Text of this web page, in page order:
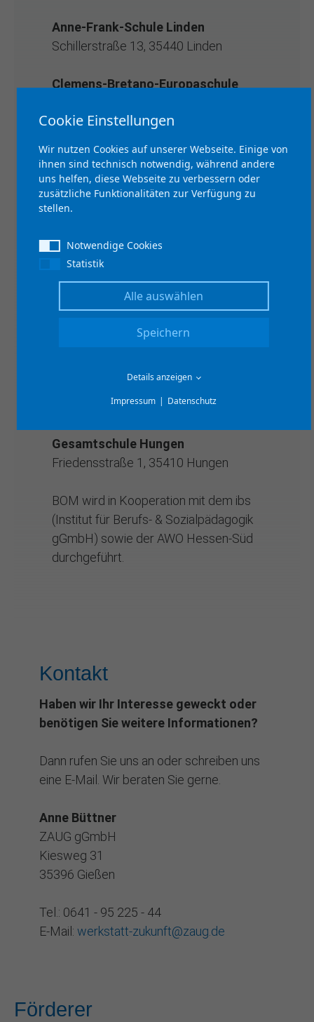
Anne-Frank-Schule Linden
Schillerstraße 13, 35440 Linden
Clemens-Bretano-Europaschule
Ostendstraße 2, 35457 Lollar
Clemens-Bretano-Europaschule -
Standort Allendorf
Am Kinnwald 11, 35469 Allendorf
/Lmd.
Dietrich-Bonhoeffer-Schule Lich
Gesamtschule Busecker Tal
Gesamtschule Gleiberger Land
Schaal 60, 35435 Wettenberg
Gesamtschule Hungen
Friedensstraße 1, 35410 Hungen
BOM wird in Kooperation mit dem ibs
(Institut für Berufs- & Sozialpädagogik
gGmbH) sowie der AWO Hessen-Süd
durchgeführt.
Kontakt
Haben wir Ihr Interesse geweckt oder
benötigen Sie weitere Informationen?
Dann rufen Sie uns an oder schreiben uns
eine E-Mail. Wir beraten Sie gerne.
Anne Büttner
ZAUG gGmbH
Kiesweg 31
35396 Gießen
Tel.: 0641 - 95 225 - 44
E-Mail:werkstatt-zukunft@zaug.de
Förderer
Cookie Einstellungen
Wir nutzen Cookies auf unserer Webseite. Einige von
ihnen sind technisch notwendig, während andere
uns helfen, diese Webseite zu verbessern oder
zusätzliche Funktionalitäten zur Verfügung zu
stellen.
Notwendige Cookies
Statistik
Alle auswählen
Speichern
Details anzeigen
Impressum
Datenschutz